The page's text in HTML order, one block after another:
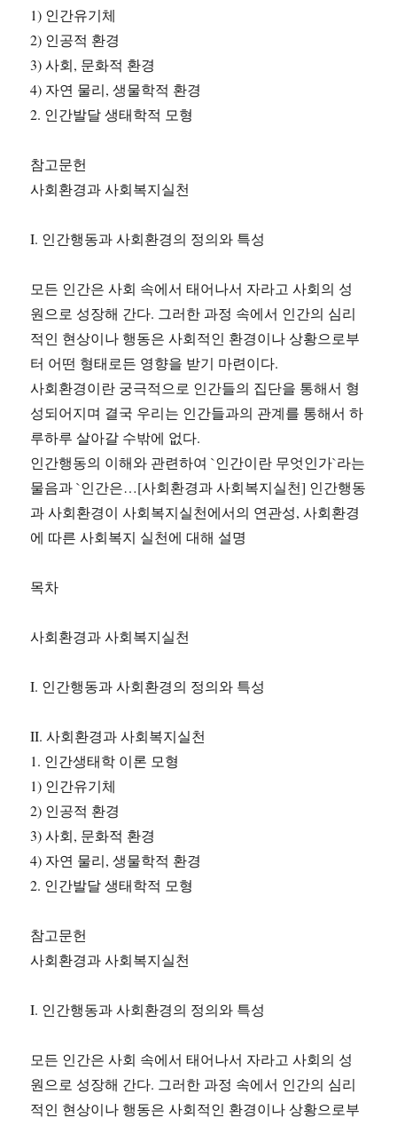
1) 인간유기체
2) 인공적 환경
3) 사회, 문화적 환경
4) 자연 물리, 생물학적 환경
2. 인간발달 생태학적 모형
참고문헌
사회환경과 사회복지실천
I. 인간행동과 사회환경의 정의와 특성
모든 인간은 사회 속에서 태어나서 자라고 사회의 성
원으로 성장해 간다. 그러한 과정 속에서 인간의 심리
적인 현상이나 행동은 사회적인 환경이나 상황으로부
터 어떤 형태로든 영향을 받기 마련이다.
사회환경이란 궁극적으로 인간들의 집단을 통해서 형
성되어지며 결국 우리는 인간들과의 관계를 통해서 하
루하루 살아갈 수밖에 없다.
인간행동의 이해와 관련하여 `인간이란 무엇인가`라는
물음과 `인간은…[사회환경과 사회복지실천] 인간행동
과 사회환경이 사회복지실천에서의 연관성, 사회환경
에 따른 사회복지 실천에 대해 설명
목차
사회환경과 사회복지실천
I. 인간행동과 사회환경의 정의와 특성
II. 사회환경과 사회복지실천
1. 인간생태학 이론 모형
1) 인간유기체
2) 인공적 환경
3) 사회, 문화적 환경
4) 자연 물리, 생물학적 환경
2. 인간발달 생태학적 모형
참고문헌
사회환경과 사회복지실천
I. 인간행동과 사회환경의 정의와 특성
모든 인간은 사회 속에서 태어나서 자라고 사회의 성
원으로 성장해 간다. 그러한 과정 속에서 인간의 심리
적인 현상이나 행동은 사회적인 환경이나 상황으로부